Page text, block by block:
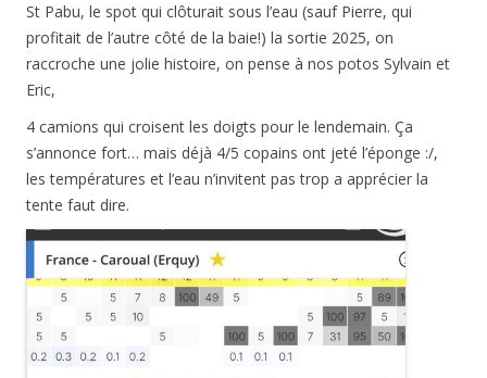
St Pabu, le spot qui clôturait sous l’eau (sauf Pierre, qui
profitait de l’autre côté de la baie!) la sortie 2025, on
raccroche une jolie histoire, on pense à nos potos Sylvain et
Eric,
4 camions qui croisent les doigts pour le lendemain. Ça
s’annonce fort… mais déjà 4/5 copains ont jeté l’éponge :/,
les températures et l’eau n’invitent pas trop a apprécier la
tente faut dire.